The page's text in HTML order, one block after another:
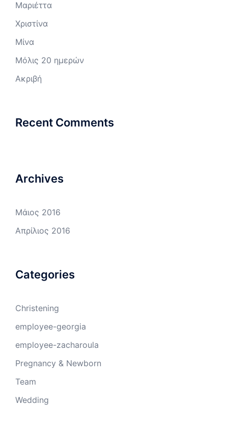
Μαριέττα
Χριστίνα
Μίνα
Μόλις 20 ημερών
Ακριβή
Recent Comments
Archives
Μάιος 2016
Απρίλιος 2016
Categories
Christening
employee-georgia
employee-zacharoula
Pregnancy & Newborn
Team
Wedding